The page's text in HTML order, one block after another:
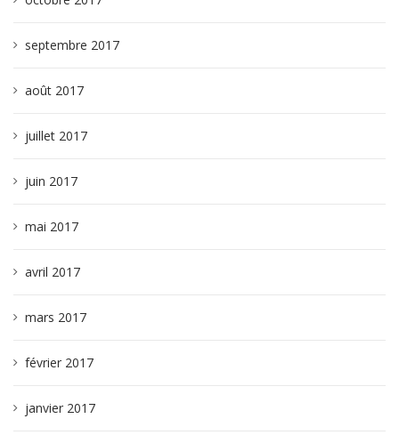
septembre 2017
août 2017
juillet 2017
juin 2017
mai 2017
avril 2017
mars 2017
février 2017
janvier 2017